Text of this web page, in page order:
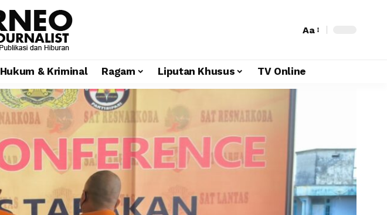
Aa
Hukum & Kriminal Ragam Liputan Khusus TV Online